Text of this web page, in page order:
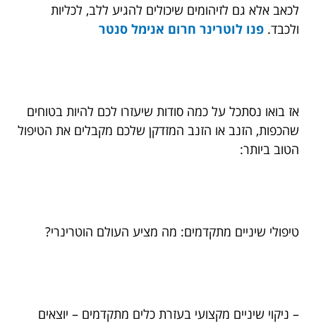
לכאב אלא גם לזיהומים שיכולים להגיע ללב, לכליות
ולכבד. פנו לוטרינר חרום אנימל סנטר
אז בואו נסתכל על כמה סודות שיעזרו לכם להיות בטוחים
שהכפות, הזנב או הזנב המזדקן שלכם מקבלים את הטיפול
הטוב ביותר:
טיפולי שיניים מתקדמים: מה מציע העולם הוטרינרי?
– ניקוי שיניים מקצועי בעזרת כלים מתקדמים – יוצאים